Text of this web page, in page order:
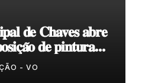
𝐝𝐞 𝐂𝐡𝐚𝐯𝐞𝐬 𝐚𝐛𝐫𝐞
𝐝𝐞 𝐩𝐢𝐧𝐭𝐮𝐫𝐚
- VO